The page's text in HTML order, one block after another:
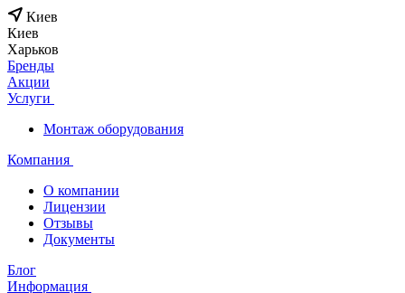
Киев
Киев
Харьков
Бренды
Акции
Услуги
Монтаж оборудования
Компания
О компании
Лицензии
Отзывы
Документы
Блог
Информация